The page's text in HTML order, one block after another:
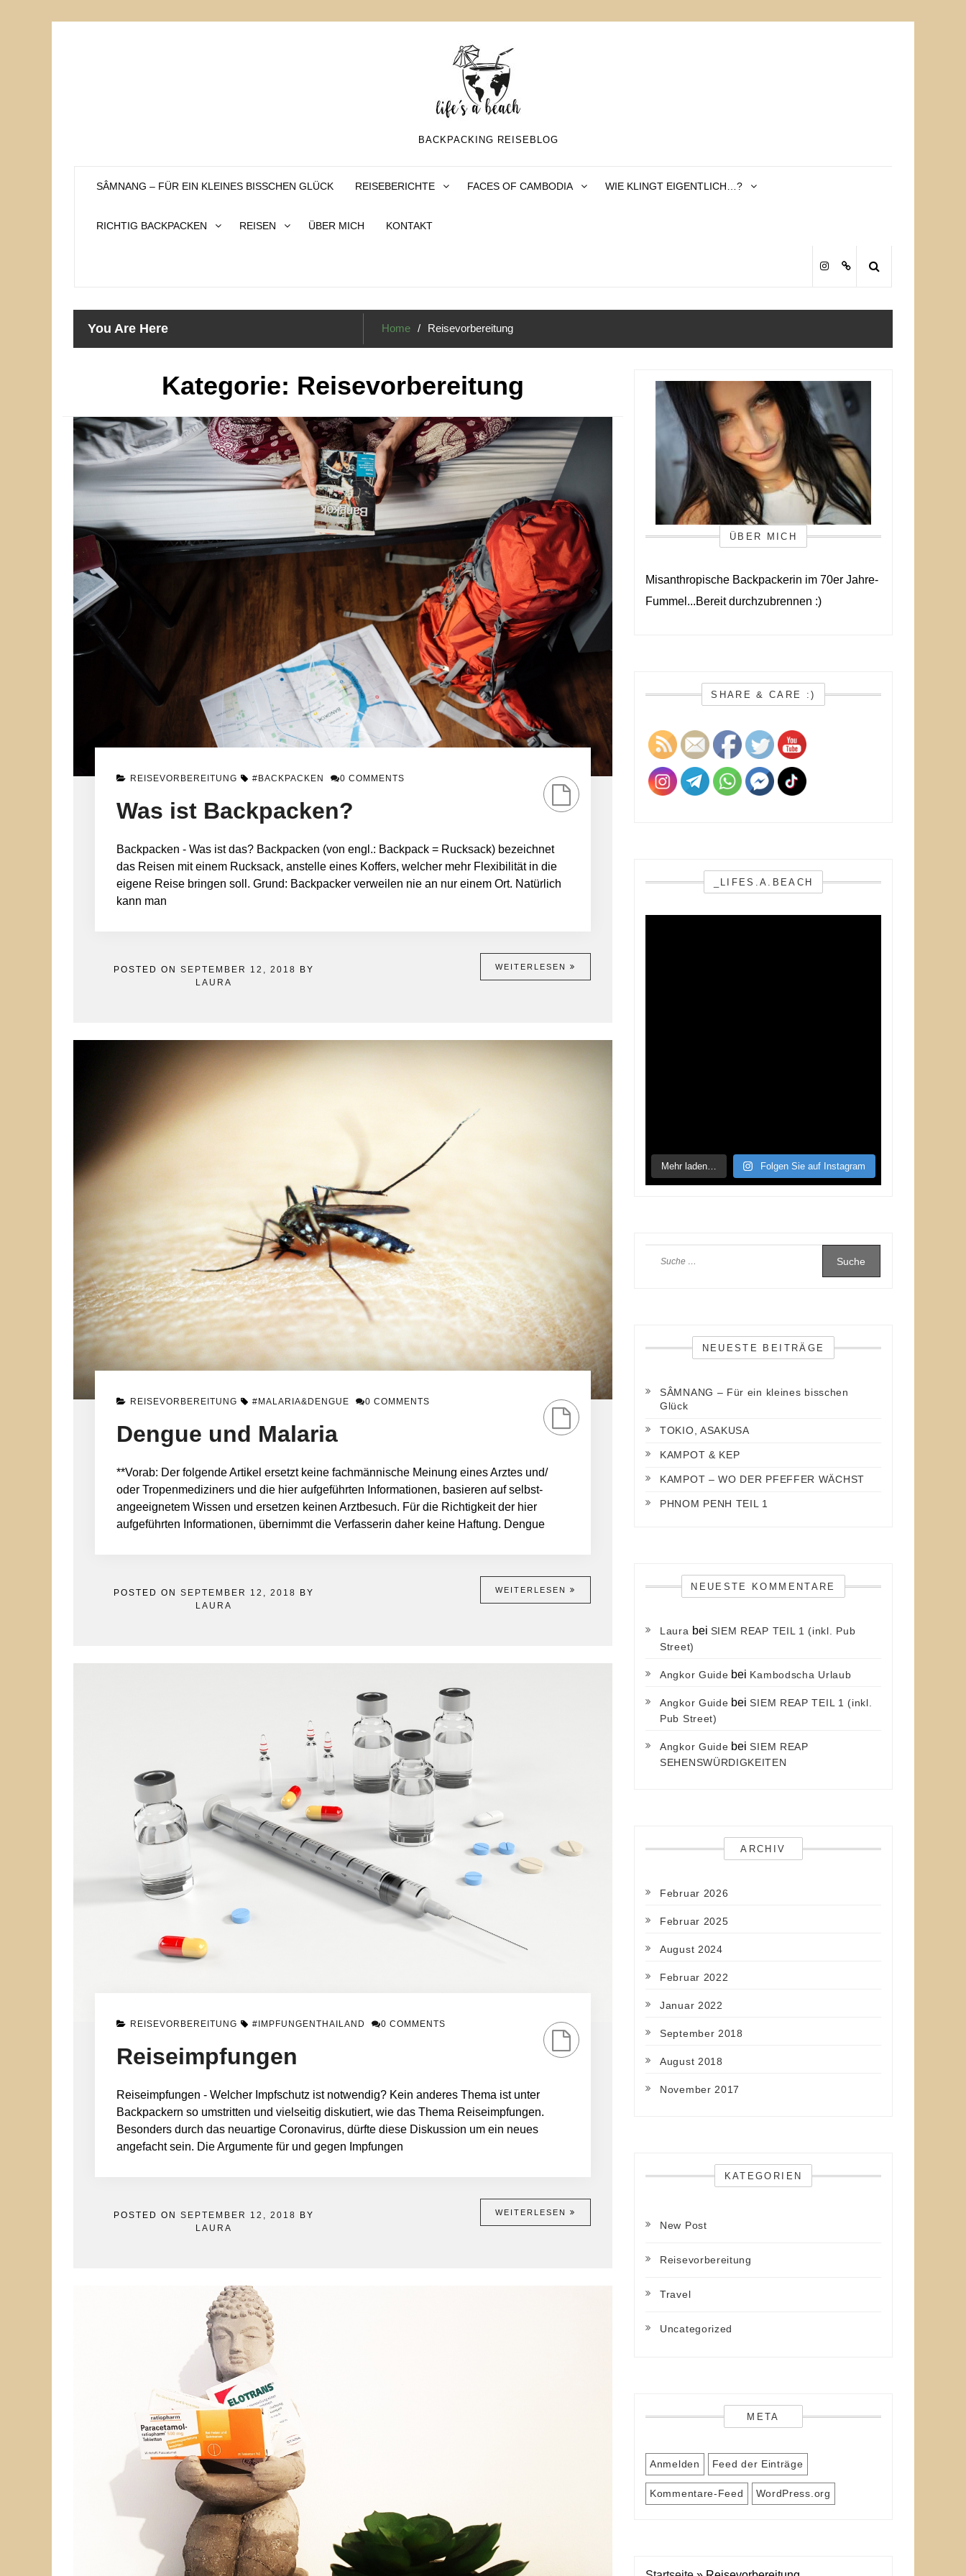
BACKPACKING REISEBLOG
SÂMNANG – FÜR EIN KLEINES BISSCHEN GLÜCK REISEBERICHTE FACES OF CAMBODIA WIE KLINGT EIGENTLICH…?
RICHTIG BACKPACKEN REISEN ÜBER MICH KONTAKT
You Are Here Home Reisevorbereitung
Kategorie: Reisevorbereitung
REISEVORBEREITUNG #BACKPACKEN 0 COMMENTS
Was ist Backpacken?
Backpacken - Was ist das? Backpacken (von engl.: Backpack = Rucksack) bezeichnet
das Reisen mit einem Rucksack, anstelle eines Koffers, welcher mehr Flexibilität in die
eigene Reise bringen soll. Grund: Backpacker verweilen nie an nur einem Ort. Natürlich
kann man
POSTED ON SEPTEMBER 12, 2018 BY
LAURA
WEITERLESEN
REISEVORBEREITUNG #MALARIA&DENGUE 0 COMMENTS
Dengue und Malaria
**Vorab: Der folgende Artikel ersetzt keine fachmännische Meinung eines Arztes und/
oder Tropenmediziners und die hier aufgeführten Informationen, basieren auf selbst-
angeeignetem Wissen und ersetzen keinen Arztbesuch. Für die Richtigkeit der hier
aufgeführten Informationen, übernimmt die Verfasserin daher keine Haftung. Dengue
POSTED ON SEPTEMBER 12, 2018 BY
LAURA
WEITERLESEN
REISEVORBEREITUNG #IMPFUNGENTHAILAND 0 COMMENTS
Reiseimpfungen
Reiseimpfungen - Welcher Impfschutz ist notwendig? Kein anderes Thema ist unter
Backpackern so umstritten und vielseitig diskutiert, wie das Thema Reiseimpfungen.
Besonders durch das neuartige Coronavirus, dürfte diese Diskussion um ein neues
angefacht sein. Die Argumente für und gegen Impfungen
POSTED ON SEPTEMBER 12, 2018
BY
LAURA
WEITERLESEN
ÜBER MICH
Misanthropische Backpackerin im 70er Jahre-
Fummel...Bereit durchzubrennen :)
SHARE & CARE :)
_LIFES.A.BEACH
Mehr laden… Folgen Sie auf Instagram
nach:
NEUESTE BEITRÄGE
SÂMNANG – Für ein kleines bisschen
Glück
TOKIO, ASAKUSA
KAMPOT & KEP
KAMPOT – WO DER PFEFFER WÄCHST
PHNOM PENH TEIL 1
NEUESTE KOMMENTARE
Laura bei SIEM REAP TEIL 1 (inkl. Pub
Street)
Angkor Guide bei Kambodscha Urlaub
Angkor Guide beiSIEM REAP TEIL 1 (inkl.
Pub Street)
Angkor Guide beiSIEM REAP
SEHENSWÜRDIGKEITEN
ARCHIV
Februar 2026
Februar 2025
August 2024
Februar 2022
Januar 2022
September 2018
August 2018
November 2017
KATEGORIEN
New Post
Reisevorbereitung
Travel
Uncategorized
META
Anmelden Feed der Einträge
Kommentare-Feed WordPress.org